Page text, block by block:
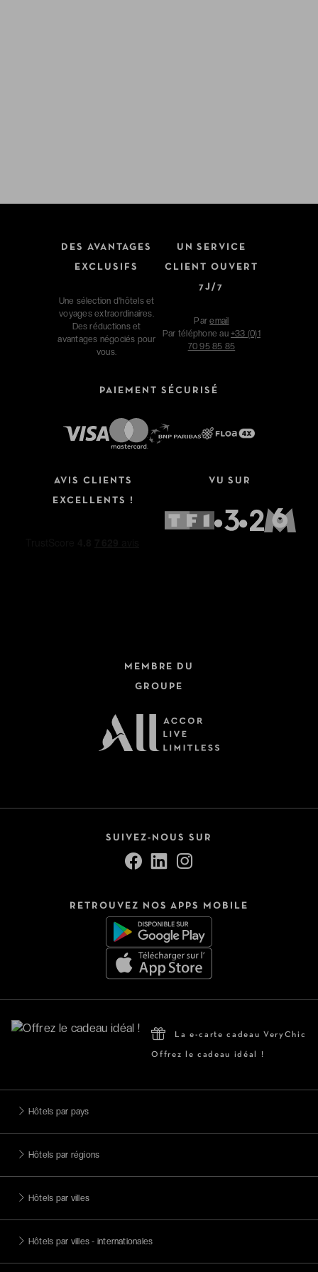
DES AVANTAGES
EXCLUSIFS
Une sélection d'hôtels et
voyages extraordinaires.
Des réductions et
avantages négociés pour
vous.
UN SERVICE
CLIENT OUVERT
7J/7
Paremail
Par téléphone au +33 (0)1
70 95 85 85
PAIEMENT SÉCURISÉ
AVIS CLIENTS
EXCELLENTS !
VU SUR
MEMBRE DU
GROUPE
SUIVEZ-NOUS SUR
RETROUVEZ NOS APPS MOBILE
La e-carte cadeau VeryChic
Offrez le cadeau idéal !
Hôtels par pays
Hôtels par régions
Hôtels par villes
Hôtels par villes - internationales